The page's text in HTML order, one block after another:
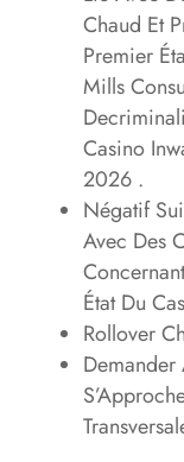
Chaud Et
Premier
Mills
Casino
2026 .
Négatif
Avec Des
État Du
Rollover
Demander